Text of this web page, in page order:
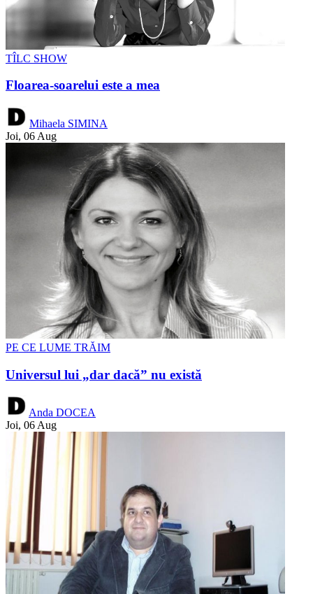
TÎLC SHOW
Floarea-soarelui este a mea
Mihaela SIMINA
Joi, 06 Aug
PE CE LUME TRĂIM
Universul lui „dar dacă” nu există
Anda DOCEA
Joi, 06 Aug